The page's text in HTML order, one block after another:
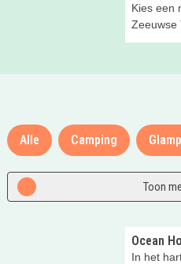
Kies een
Zeeuwse
Alle Camping
Toon
Ocean
In het